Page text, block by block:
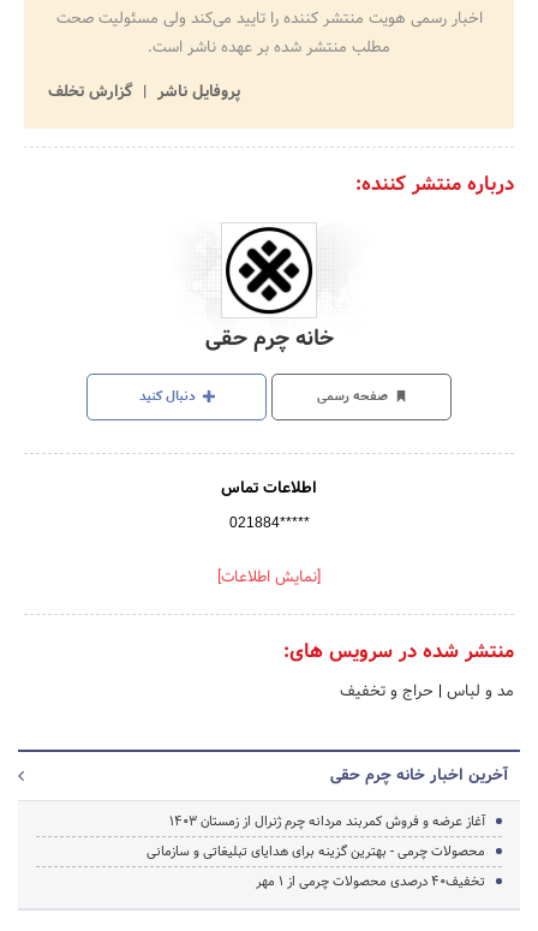
اخبار رسمی هویت منتشر کننده را تایید می‌کند ولی مسئولیت صحت
مطلب منتشر شده بر عهده ناشر است.
پروفایل ناشر
گزارش تخلف
درباره منتشر کننده:
خانه چرم حقی
صفحه رسمی دنبال کنید
اطلاعات تماس
021884*****
[نمایش اطلاعات]
منتشر شده در سرویس های:
مد و لباس | حراج و تخفیف
آخرین اخبار خانه چرم حقی
آغاز عرضه و فروش کمربند مردانه چرم ژنرال از زمستان 1403
محصولات چرمی - بهترین گزینه برای هدایای تبلیغاتی و سازمانی
تخفیف‌40 درصدی محصولات چرمی از 1 مهر